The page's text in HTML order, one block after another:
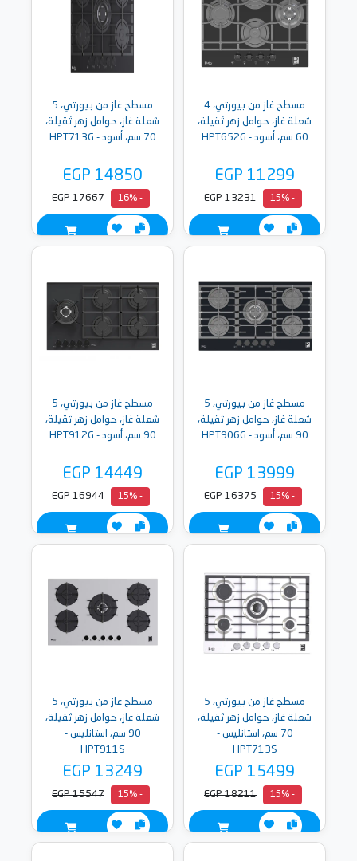
مسطح غاز من بيورتي، 4
شعلة غاز، حوامل زهر ثقيلة،
60 سم، أسود - HPT652G
EGP 11299
- 15%
EGP 13231
مسطح غاز من بيورتي، 5
شعلة غاز، حوامل زهر ثقيلة،
70 سم، أسود - HPT713G
EGP 14850
- 16%
EGP 17667
مسطح غاز من بيورتي، 5
شعلة غاز، حوامل زهر ثقيلة،
90 سم، أسود - HPT906G
EGP 13999
- 15%
EGP 16375
مسطح غاز من بيورتي، 5
شعلة غاز، حوامل زهر ثقيلة،
90 سم، أسود - HPT912G
EGP 14449
- 15%
EGP 16944
مسطح غاز من بيورتي، 5
شعلة غاز، حوامل زهر ثقيلة،
70 سم، استانليس -
HPT713S
EGP 15499
- 15%
EGP 18211
مسطح غاز من بيورتي، 5
شعلة غاز، حوامل زهر ثقيلة،
90 سم، استانليس -
HPT911S
EGP 13249
- 15%
EGP 15547